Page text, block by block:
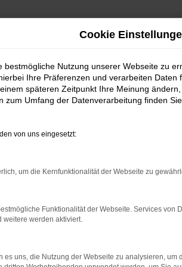
Cookie
bestmögliche Nutzung unserer Webseite zu
Ihre Präferenzen und verarbeiten
späteren Zeitpunkt Ihre Meinung
zum Umfang der Datenverarbeitung finden
von uns eingesetzt:
um die Kernfunktionalität der Webseite zu
Funktionalität der Webseite. Services von
weitere werden aktiviert.
es uns, die Nutzung der Webseite zu analysieren,